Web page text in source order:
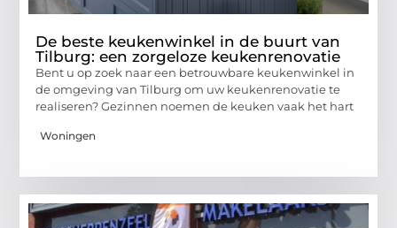
De beste keukenwinkel in de buurt van
Tilburg: een zorgeloze keukenrenovatie
Bent u op zoek naar een betrouwbare keukenwinkel in
de omgeving van Tilburg om uw keukenrenovatie te
realiseren? Gezinnen noemen de keuken vaak het hart
Woningen